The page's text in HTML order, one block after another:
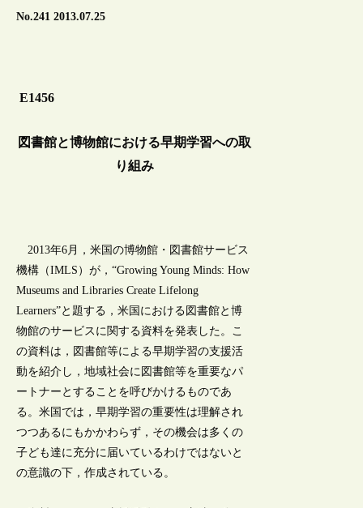
No.241 2013.07.25
E1456
図書館と博物館における早期学習への取
り組み
2013年6月，米国の博物館・図書館サービス
機構（IMLS）が，“Growing Young Minds: How
Museums and Libraries Create Lifelong
Learners”と題する，米国における図書館と博
物館のサービスに関する資料を発表した。こ
の資料は，図書館等による早期学習の支援活
動を紹介し，地域社会に図書館等を重要なパ
ートナーとすることを呼びかけるものであ
る。米国では，早期学習の重要性は理解され
つつあるにもかかわらず，その機会は多くの
子ども達に充分に届いているわけではないと
の意識の下，作成されている。